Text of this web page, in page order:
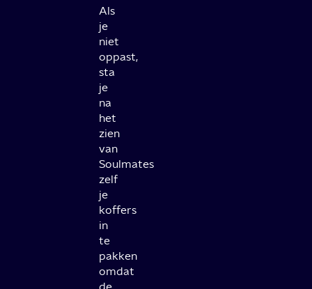
Als
je
niet
oppast,
sta
je
na
het
zien
van
Soulmates
zelf
je
koffers
in
te
pakken
omdat